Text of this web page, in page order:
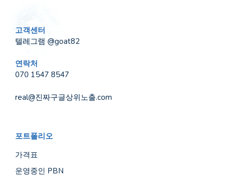
고객센터
텔레그램 @goat82
연락처
070 1547 8547
real@진짜구글상위노출.com
포트폴리오
가격표
운영중인 PBN